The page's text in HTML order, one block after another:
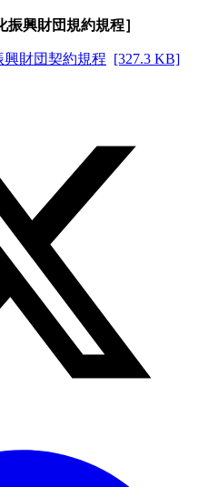
振興財団規約規程］
財団契約規程 [327.3 KB]